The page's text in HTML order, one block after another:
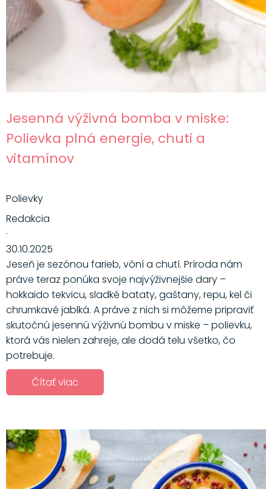
Jesenná výživná bomba v miske:
Polievka plná energie, chuti a
vitamínov
Jeseň je sezónou farieb, vôní a chutí. Príroda nám
práve teraz ponúka svoje najvýživnejšie dary –
hokkaido tekvicu, sladké bataty, gaštany, repu, kel či
chrumkavé jablká. A práve z nich si môžeme pripraviť
skutočnú jesennú výživnú bombu v miske – polievku,
ktorá vás nielen zahreje, ale dodá telu všetko, čo
potrebuje.
Polievky
Redakcia
·
30.10.2025
Čítať viac